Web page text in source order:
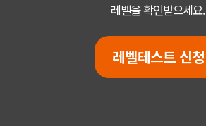
레벨을 확인받으세요.
레벨테스트 신청